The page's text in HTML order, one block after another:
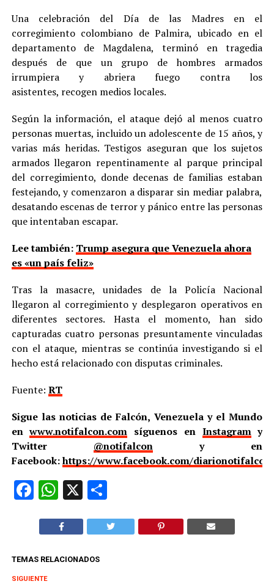
Una celebración del Día de las Madres en el
corregimiento colombiano de Palmira, ubicado en el
departamento de Magdalena, terminó en tragedia
después de que un grupo de hombres armados
irrumpiera y abriera fuego contra los
asistentes, recogen medios locales.
Según la información, el ataque dejó al menos cuatro
personas muertas, incluido un adolescente de 15 años, y
varias más heridas. Testigos aseguran que los sujetos
armados llegaron repentinamente al parque principal
del corregimiento, donde decenas de familias estaban
festejando, y comenzaron a disparar sin mediar palabra,
desatando escenas de terror y pánico entre las personas
que intentaban escapar.
Lee también: Trump asegura que Venezuela ahora
es «un país feliz»
Tras la masacre, unidades de la Policía Nacional
llegaron al corregimiento y desplegaron operativos en
diferentes sectores. Hasta el momento, han sido
capturadas cuatro personas presuntamente vinculadas
con el ataque, mientras se continúa investigando si el
hecho está relacionado con disputas criminales.
Fuente: RT
Sigue las noticias de Falcón, Venezuela y el Mundo
enwww.notifalcon.com síguenos en Instagramy
Twitter @notifalcony en
Facebook:https://www.facebook.com/
Facebook
WhatsApp
X
TEMAS RELACIONADOS
SIGUIENTE